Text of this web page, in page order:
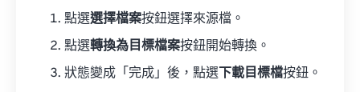
點選選擇檔案按鈕選擇來源檔。
點選轉換為目標檔案按鈕開始轉換。
狀態變成「完成」後，點選 下載目標檔按鈕。